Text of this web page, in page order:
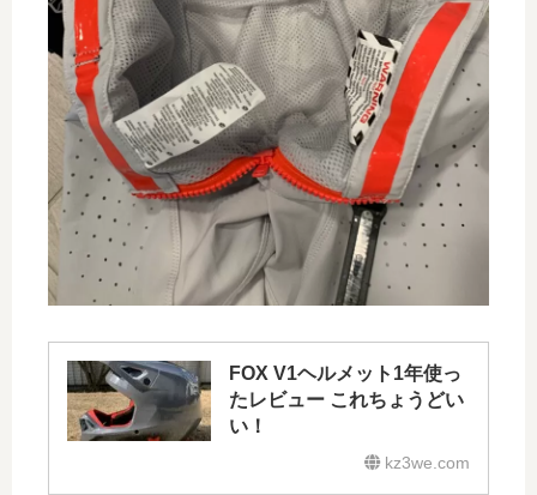
FOX V1ヘルメット1年使っ
たレビュー これちょうどい
い！
kz3we.com